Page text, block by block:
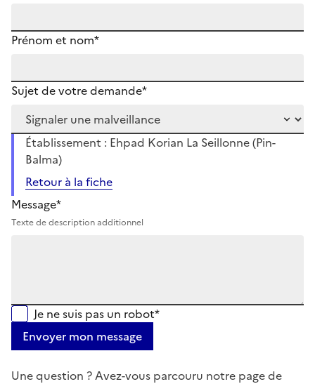
Prénom et nom*
Sujet de votre demande*
Établissement : Ehpad Korian La Seillonne (Pin-
Balma)
Retour à la fiche
Message*
Texte de description additionnel
Je ne suis pas un robot*
Envoyer mon message
Une question ? Avez-vous parcouru notre page de